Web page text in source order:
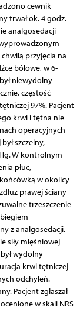
cewnik
trwał ok. 4 godz.
analgosedacji
przyjęcia na
bólowe, w 6-
niewydolny
częstość
97%. Pacjent
krwi i tętna nie
operacyjnych
szczelny,
W kontrolnym
płuc,
w okolicy
prawej ściany
trzeszczenie
z analgosedacji.
siły mięśniowej
wydolny
krwi tętniczej
odchyleń.
Pacjent zgłaszał
w skali NRS